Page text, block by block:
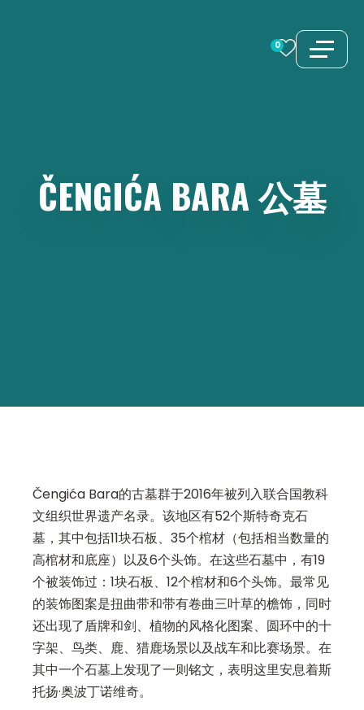
0
ČENGIĆA BARA公墓
Čengića Bara的古墓群于2016年被列入联合国教科
文组织世界遗产名录。该地区有52个斯特奇克石
墓，其中包括11块石板、35个棺材（包括相当数量的
高棺材和底座）以及6个头饰。在这些石墓中，有19
个被装饰过：1块石板、12个棺材和6个头饰。最常见
的装饰图案是扭曲带和带有卷曲三叶草的檐饰，同时
还出现了盾牌和剑、植物的风格化图案、圆环中的十
字架、鸟类、鹿、猎鹿场景以及战车和比赛场景。在
其中一个石墓上发现了一则铭文，表明这里安息着斯
托扬·奥波丁诺维奇。